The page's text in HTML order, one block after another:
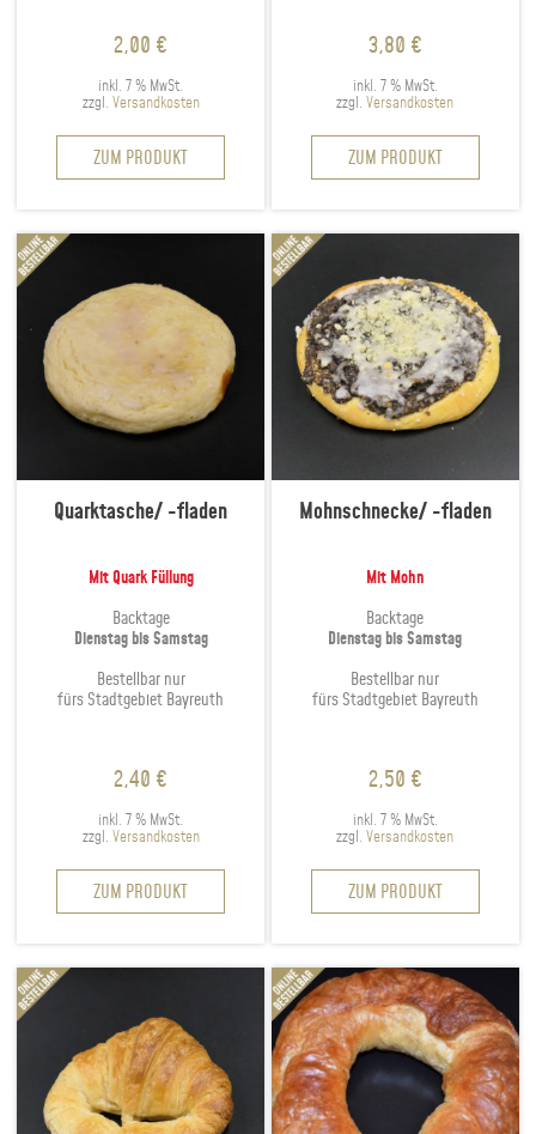
2,00 €
inkl. 7 % MwSt.
zzgl. Versandkosten
ZUM PRODUKT
3,80 €
inkl. 7 % MwSt.
zzgl.Versandkosten
ZUM PRODUKT
Quarktasche/ -fladen
Mit Quark Füllung
Backtage
Dienstag bis Samstag
Bestellbar nur
fürs Stadtgebiet Bayreuth
2,40 €
inkl. 7 % MwSt.
zzgl. Versandkosten
ZUM PRODUKT
Mohnschnecke/ -fladen
Mit Mohn
Backtage
Dienstag bis Samstag
Bestellbar nur
fürs Stadtgebiet Bayreuth
2,50 €
inkl. 7 % MwSt.
zzgl.Versandkosten
ZUM PRODUKT